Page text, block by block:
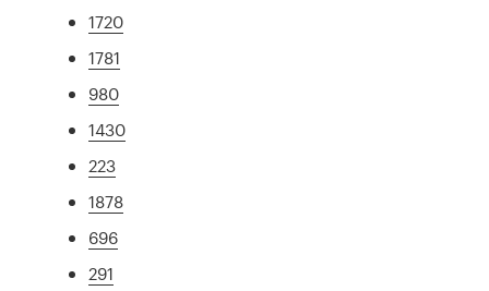
1720
1781
980
1430
223
1878
696
291